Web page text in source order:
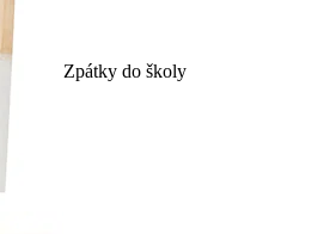
Zpátky do školy